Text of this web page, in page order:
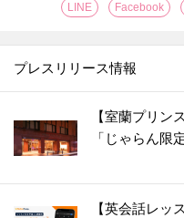
LINE Facebook
プレスリリース情報
【室蘭プリン
「じゃらん
【英会話レッ